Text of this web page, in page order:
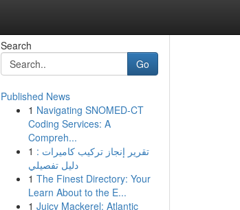
Search
Go
Published News
1 Navigating SNOMED-CT
Coding Services: A
Compreh...
1 تقرير إنجاز تركيب كاميرات :
دليل تفصيلي
1 The Finest Directory: Your
Learn About to the E...
1 Juicy Mackerel: Atlantic